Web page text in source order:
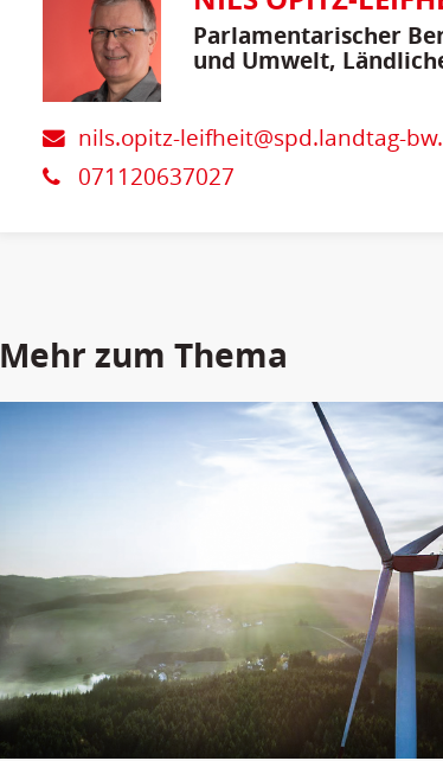
Parlamentarischer
und Umwelt,
nils.opitz-leifheit@spd.landtag-
071120637027
Mehr zum Thema